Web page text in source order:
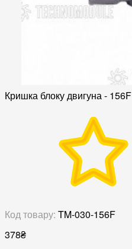
Кришка блоку двигуна - 156F
Код товару: TM-030-156F
378₴